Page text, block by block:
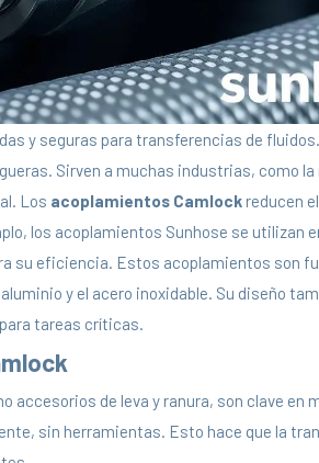
y seguras para transferencias de
Sirven a muchas industrias, como
Los acoplamientos Camlock reducen
los acoplamientos Sunhose se utilizan
su eficiencia. Estos acoplamientos son
y el acero inoxidable. Su diseño
tareas críticas.
accesorios de leva y ranura, son clave en
sin herramientas. Esto hace que la